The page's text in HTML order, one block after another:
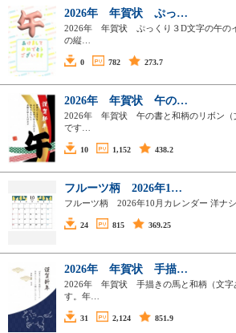
2026年 年賀状 ぷっ…
2026年 年賀状 ぷっくり３D文字の午の
の縦…
0 782 273.7
2026年 年賀状 午の…
2026年 年賀状 午の書と和柄のリボン（
です…
10 1,152 438.2
フルーツ柄 2026年1…
フルーツ柄 2026年10月カレンダー 洋ナ
24 815 369.25
2026年 年賀状 手描…
2026年 年賀状 手描きの馬と和柄（文字
す。年…
31 2,124 851.9